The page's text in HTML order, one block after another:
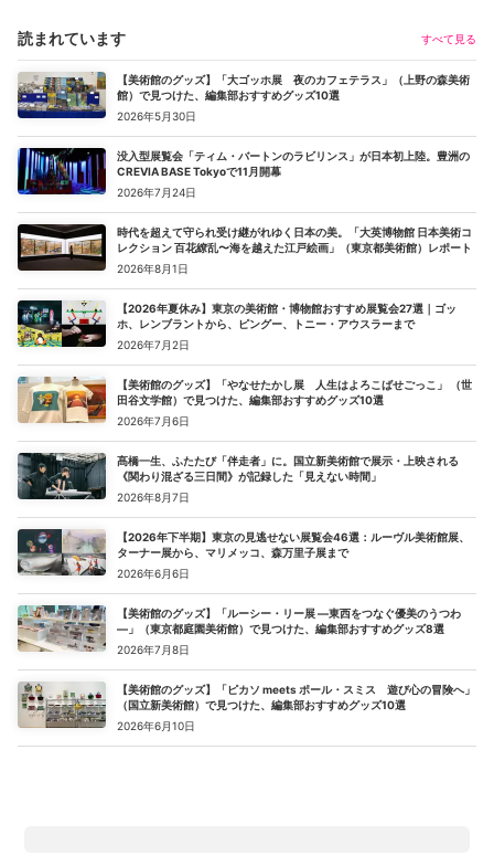
読まれています すべて見る
【美術館のグッズ】「大ゴッホ展 夜のカフェテラス」（上野の森美術
館）で見つけた、編集部おすすめグッズ10選
2026年5月30日
没入型展覧会「ティム・バートンのラビリンス」が日本初上陸。豊洲の
CREVIA BASE Tokyoで11月開幕
2026年7月24日
時代を超えて守られ受け継がれゆく日本の美。「大英博物館 日本美術コ
レクション 百花繚乱〜海を越えた江戸絵画」（東京都美術館）レポート
2026年8月1日
【2026年夏休み】東京の美術館・博物館おすすめ展覧会27選｜ゴッ
ホ、レンブラントから、ピングー、トニー・アウスラーまで
2026年7月2日
【美術館のグッズ】「やなせたかし展 人生はよろこばせごっこ」 （世
田谷文学館）で見つけた、編集部おすすめグッズ10選
2026年7月6日
髙橋一生、ふたたび「伴走者」に。国立新美術館で展示・上映される
《関わり混ざる三日間》が記録した「見えない時間」
2026年8月7日
【2026年下半期】東京の見逃せない展覧会46選：ルーヴル美術館展、
ターナー展から、マリメッコ、森万里子展まで
2026年6月6日
【美術館のグッズ】「ルーシー・リー展 ―東西をつなぐ優美のうつわ
―」（東京都庭園美術館）で見つけた、編集部おすすめグッズ8選
2026年7月8日
【美術館のグッズ】「ピカソ meets ポール・スミス 遊び心の冒険へ」
（国立新美術館）で見つけた、編集部おすすめグッズ10選
2026年6月10日